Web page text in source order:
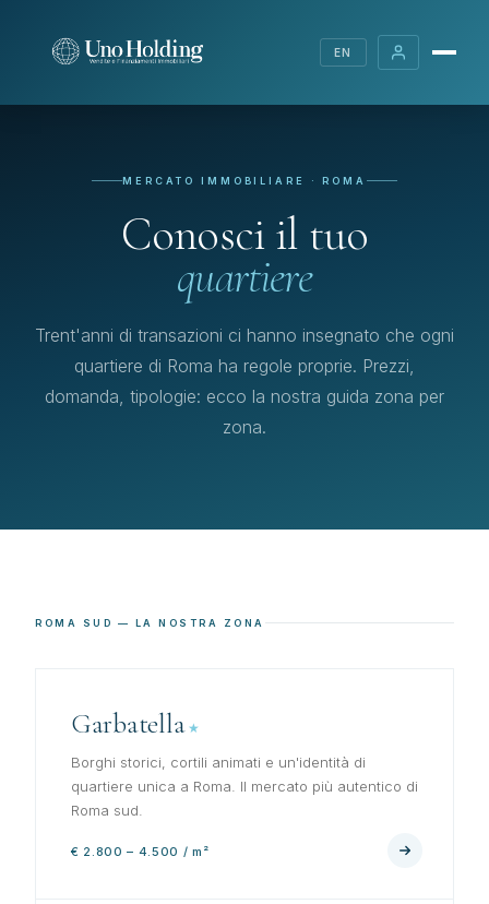
EN
MERCATO IMMOBILIARE · ROMA
Conosci il tuo
quartiere
Trent'anni di transazioni ci hanno insegnato che ogni
quartiere di Roma ha regole proprie. Prezzi,
domanda, tipologie: ecco la nostra guida zona per
zona.
ROMA SUD — LA NOSTRA ZONA
Garbatella
Borghi storici, cortili animati e un'identità di
quartiere unica a Roma. Il mercato più autentico di
Roma sud.
€ 2.800 – 4.500 / m²